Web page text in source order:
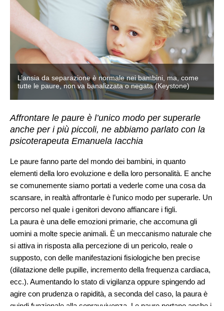
L’ansia da separazione è normale nei bambini, ma, come
tutte le paure, non va banalizzata o negata (Keystone)
Affrontare le paure è l’unico modo per superarle
anche per i più piccoli, ne abbiamo parlato con la
psicoterapeuta Emanuela Iacchia
Le paure fanno parte del mondo dei bambini, in quanto
elementi della loro evoluzione e della loro personalità. E anche
se comunemente siamo portati a vederle come una cosa da
scansare, in realtà affrontarle è l’unico modo per superarle. Un
percorso nel quale i genitori devono affiancare i figli.
La paura è una delle emozioni primarie, che accomuna gli
uomini a molte specie animali. È un meccanismo naturale che
si attiva in risposta alla percezione di un pericolo, reale o
supposto, con delle manifestazioni fisiologiche ben precise
(dilatazione delle pupille, incremento della frequenza cardiaca,
ecc.). Aumentando lo stato di vigilanza oppure spingendo ad
agire con prudenza o rapidità, a seconda del caso, la paura è
quindi funzionale alla sopravvivenza. Le paure portano anche i